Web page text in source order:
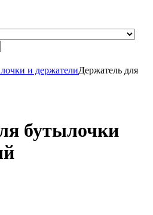
и держателиДержатель для
бутылочки